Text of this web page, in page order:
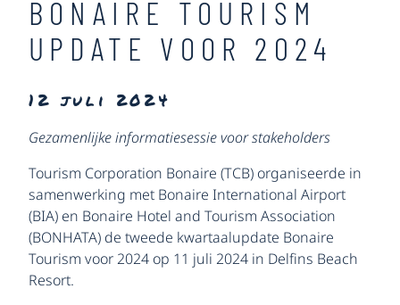
BONAIRE TOURISM
UPDATE VOOR 2024
12 juli 2024
Gezamenlijke informatiesessie voor stakeholders
Tourism Corporation Bonaire (TCB) organiseerde in
samenwerking met Bonaire International Airport
(BIA) en Bonaire Hotel and Tourism Association
(BONHATA) de tweede kwartaalupdate Bonaire
Tourism voor 2024 op 11 juli 2024 in Delfins Beach
Resort.